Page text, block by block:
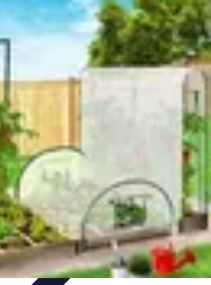
CultivationCultivation
Conseils